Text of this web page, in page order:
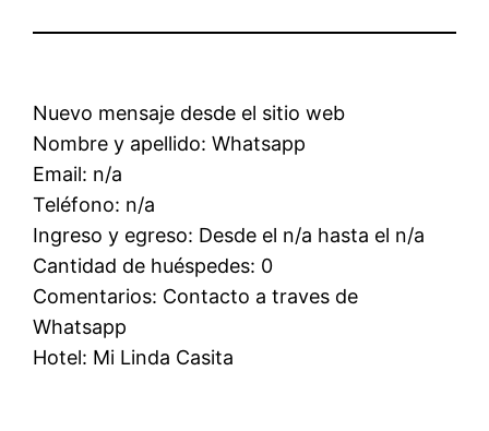
Nuevo mensaje desde el sitio web
Nombre y apellido: Whatsapp
Email: n/a
Teléfono: n/a
Ingreso y egreso: Desde el n/a hasta el n/a
Cantidad de huéspedes: 0
Comentarios: Contacto a traves de
Whatsapp
Hotel: Mi Linda Casita